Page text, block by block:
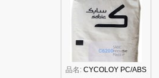
品名: CYCOLOY PC/ABS